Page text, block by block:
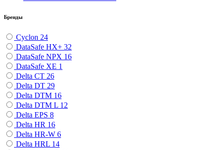
Бренды
Cyclon 24
DataSafe HX+ 32
DataSafe NPX 16
DataSafe XE 1
Delta CT 26
Delta DT 29
Delta DTM 16
Delta DTM L 12
Delta EPS 8
Delta HR 16
Delta HR-W 6
Delta HRL 14